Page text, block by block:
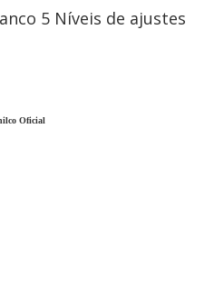
5 Níveis de ajustes
Oficial